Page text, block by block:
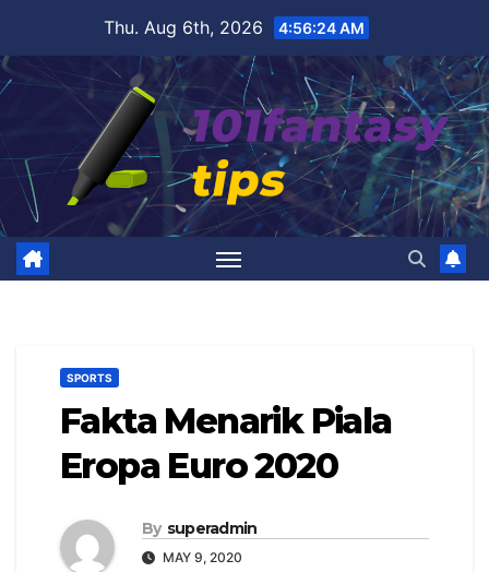
content
Thu. Aug 6th, 2026 4:56:25 AM
SPORTS
Fakta Menarik Piala
Eropa Euro 2020
By superadmin
MAY 9, 2020